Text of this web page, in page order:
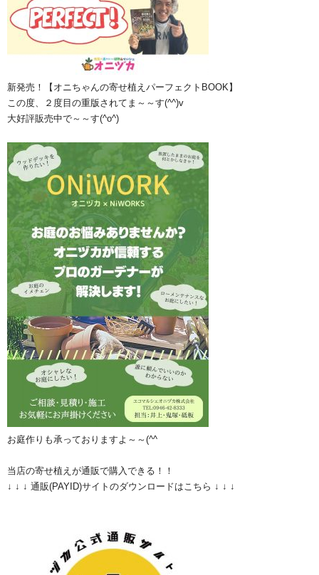
新発売！【オニちゃんの寄せ植えパーフェクトBOOK】
この度、２度目の重版されてま～～す(^^)v
大好評販売中で～～す(^o^)
お庭作りも承っておりますよ～～(^^ゞ
当店の寄せ植えが通販で購入できる！！
↓ ↓ ↓ 通販(PAYID)サイトのダウンロードはこちら ↓ ↓ ↓